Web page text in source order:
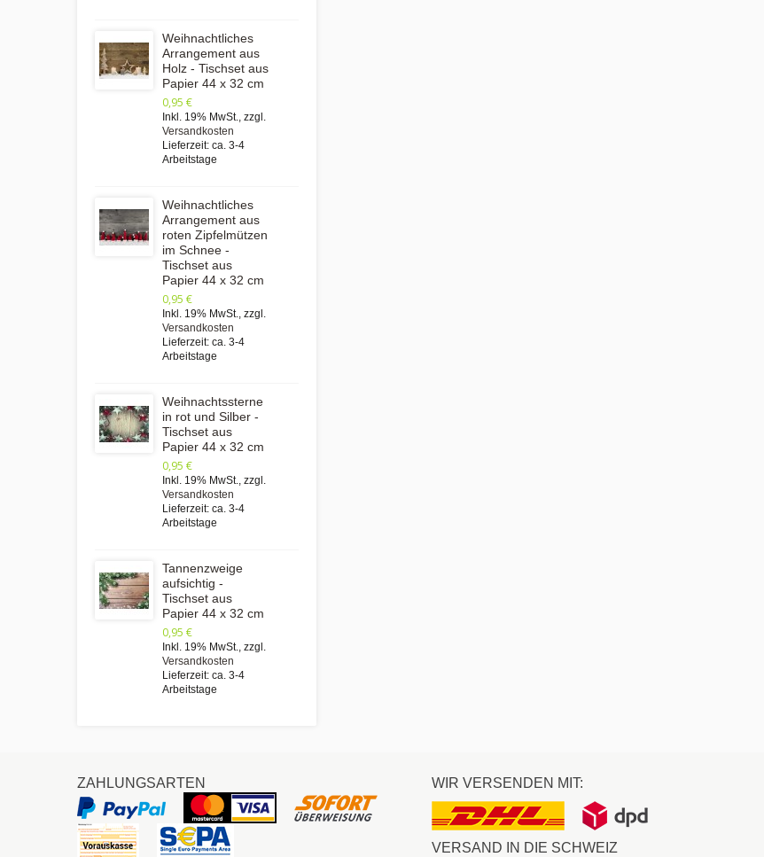
Weihnachtliches
Arrangement aus
Holz - Tischset aus
Papier 44 x 32 cm
0,95 €
Inkl. 19% MwSt., zzgl.
Versandkosten
Lieferzeit: ca. 3-4
Arbeitstage
Weihnachtliches
Arrangement aus
roten Zipfelmützen
im Schnee -
Tischset aus
Papier 44 x 32 cm
0,95 €
Inkl. 19% MwSt., zzgl.
Versandkosten
Lieferzeit: ca. 3-4
Arbeitstage
Weihnachtssterne
in rot und Silber -
Tischset aus
Papier 44 x 32 cm
0,95 €
Inkl. 19% MwSt., zzgl.
Versandkosten
Lieferzeit: ca. 3-4
Arbeitstage
Tannenzweige
aufsichtig -
Tischset aus
Papier 44 x 32 cm
0,95 €
Inkl. 19% MwSt., zzgl.
Versandkosten
Lieferzeit: ca. 3-4
Arbeitstage
ZAHLUNGSARTEN WIR VERSENDEN MIT:
VERSAND IN DIE SCHWEIZ